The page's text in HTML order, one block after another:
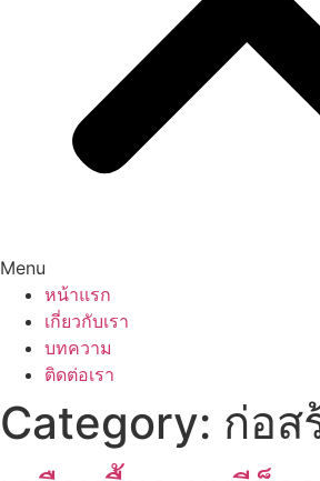
Menu
หน้าแรก
เกี่ยวกับเรา
บทความ
ติดต่อเรา
Category: ก่อส